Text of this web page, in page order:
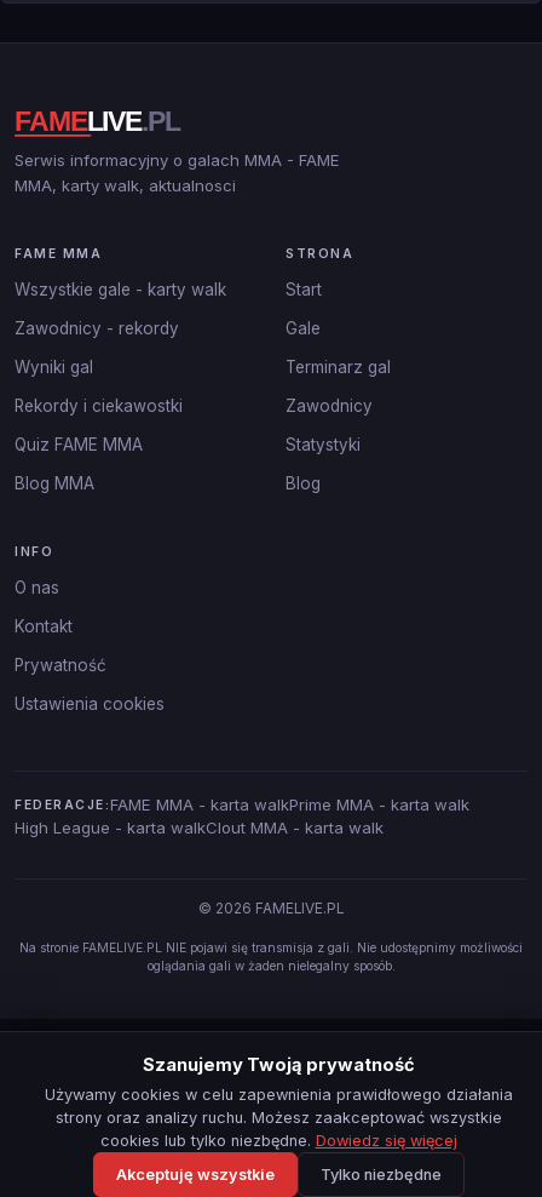
Serwis informacyjny o galach MMA - FAME
MMA, karty walk, aktualnosci
FAME MMA
Wszystkie gale - karty walk
Zawodnicy - rekordy
Wyniki gal
Rekordy i ciekawostki
Quiz FAME MMA
Blog MMA
STRONA
Start
Gale
Terminarz gal
Zawodnicy
Statystyki
Blog
INFO
O nas
Kontakt
Prywatność
Ustawienia cookies
FEDERACJE: FAME MMA - karta walkPrime MMA - karta walk
High League - karta walkClout MMA - karta walk
© 2026 FAMELIVE.PL
Na stronie FAMELIVE.PL NIE pojawi się transmisja z gali. Nie udostępnimy możliwości
oglądania gali w żaden nielegalny sposób.
Szanujemy Twoją prywatność
Używamy cookies w celu zapewnienia prawidłowego działania
strony oraz analizy ruchu. Możesz zaakceptować wszystkie
cookies lub tylko niezbędne. Dowiedz się więcej
Akceptuję wszystkie
Tylko niezbędne